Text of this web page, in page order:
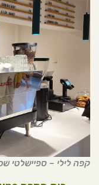
קפה לילי – ספיישלטי